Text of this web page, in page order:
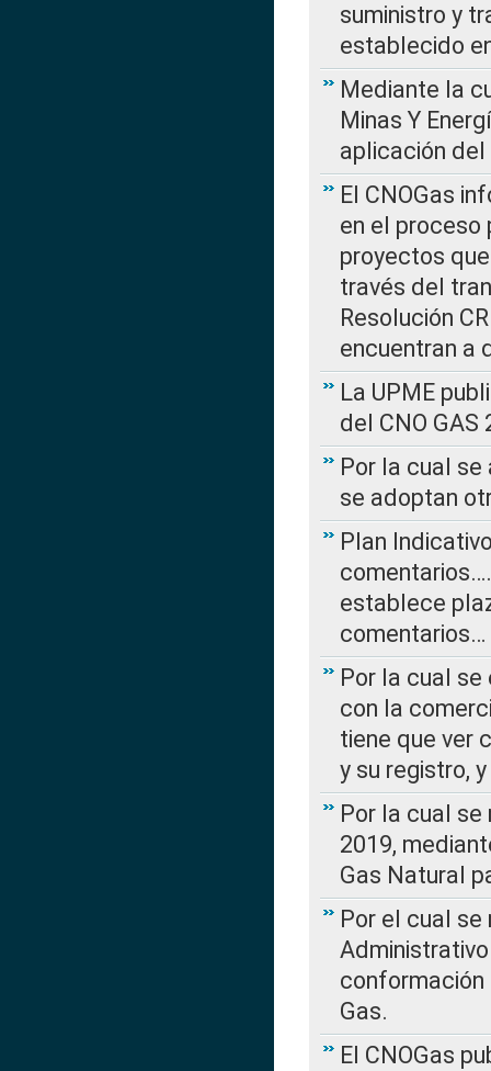
suministro y
establecido
Mediante la
Minas Y
aplicación
El CNOGas
en el proceso
proyectos
través del
Resolución
encuentran a
La UPME
del CNO
Por la cual
se adoptan
Plan
establece
comentarios…
Por la cual
con la
tiene que ver
y su registro,
Por la cual
2019,
Gas Natural
Por el cual
conformación
Gas.
El CNOGas